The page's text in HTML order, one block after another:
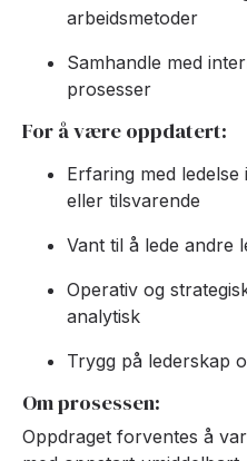
arbeidsmetoder
Samhandle med
prosesser
For å være oppdatert:
Erfaring med
eller tilsvarende
Vant til å lede andre
Operativ og
analytisk
Trygg på lederskap
Om prosessen:
Oppdraget forventes å